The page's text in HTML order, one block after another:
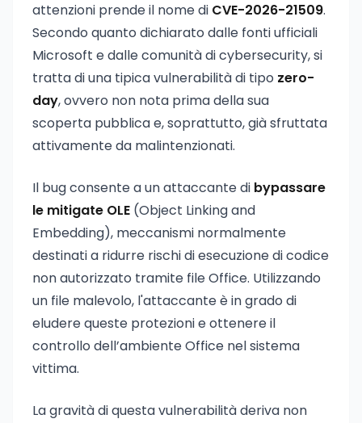
attenzioni prende il nome di CVE-2026-21509.
Secondo quanto dichiarato dalle fonti ufficiali
Microsoft e dalle comunità di cybersecurity, si
tratta di una tipica vulnerabilità di tipo zero-
day, ovvero non nota prima della sua
scoperta pubblica e, soprattutto, già sfruttata
attivamente da malintenzionati.
Il bug consente a un attaccante di bypassare
le mitigate OLE (Object Linking and
Embedding), meccanismi normalmente
destinati a ridurre rischi di esecuzione di codice
non autorizzato tramite file Office. Utilizzando
un file malevolo, l'attaccante è in grado di
eludere queste protezioni e ottenere il
controllo dell’ambiente Office nel sistema
vittima.
La gravità di questa vulnerabilità deriva non